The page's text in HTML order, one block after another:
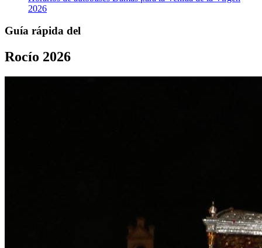
2026
Guía rápida del
Rocío 2026